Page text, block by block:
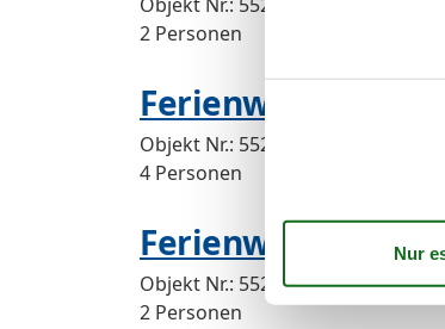
2 Personen
Ferienwohnung -
Objekt Nr.: 552-210320
4 Personen
Ferienwohnung -
Objekt Nr.: 552-199420
2 Personen